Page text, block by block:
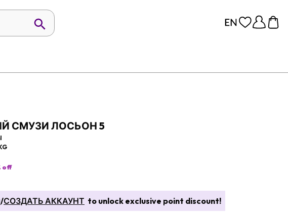
СМУЗИ ЛОСЬОН 5
off
/СОЗДАТЬ АККАУНТ to unlock exclusive point discount!